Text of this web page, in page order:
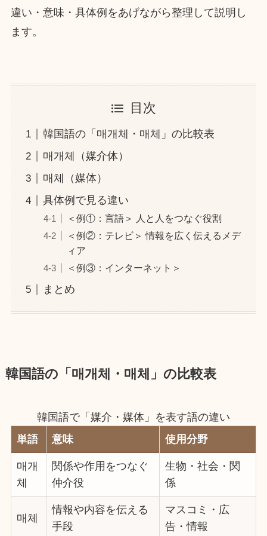
違い・意味・具体例をあげながら整理して説明し
ます。
目次
韓国語の「매개체・매체」の比較表
매개체（媒介体）
매체（媒体）
具体例で見る違い
＜例①：言語＞ 人と人をつなぐ役割
＜例②：テレビ＞ 情報を広く伝えるメデ
ィア
＜例③：インターネット＞
まとめ
韓国語の「매개체・매체」の比較表
韓国語で「媒介・媒体」を表す語の違い
単語
意味 使用分野
매개
체
関係や作用をつなぐ
仲介役
生物・社会・関
係
매체
情報や内容を伝える
手段
マスコミ・広
告・情報